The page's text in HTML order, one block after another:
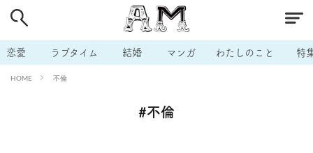
恋愛 ラブタイム 結婚 マンガ わたしのこと 特
HOME 不倫
#不倫
# 男の本音 # セフレ
# 不倫 # 出会う方法 # マッチングアプリ
# ラブグッズ
# モテテク # セフレから本命へ